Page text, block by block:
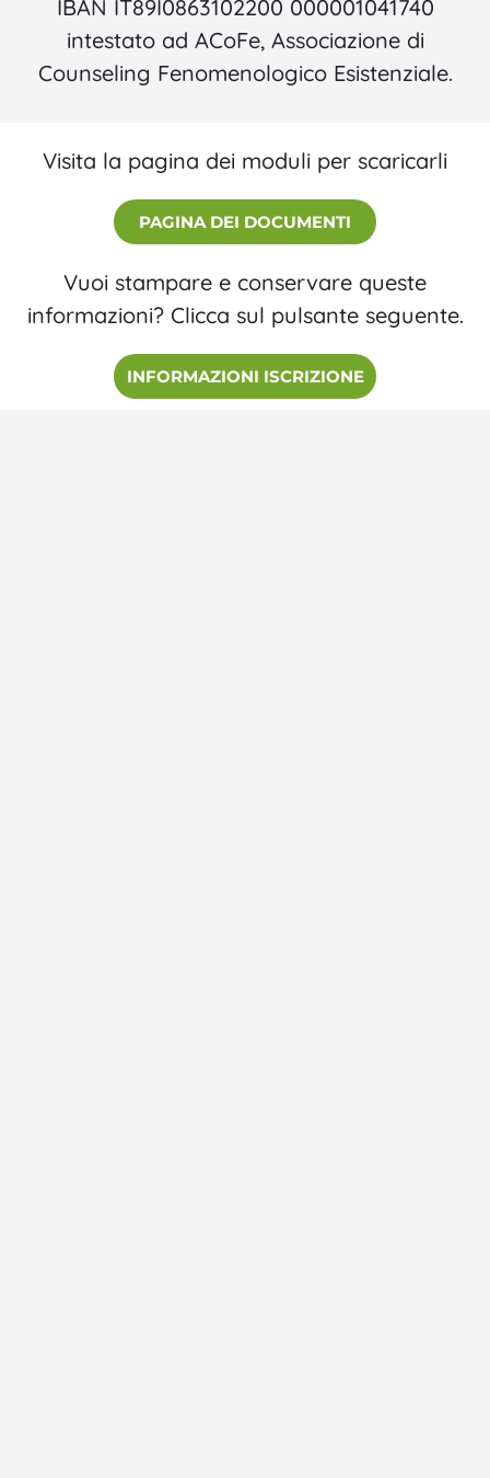
IBAN IT89I0863102200 000001041740
intestato ad ACoFe, Associazione di
Counseling Fenomenologico Esistenziale.
Visita la pagina dei moduli per scaricarli
PAGINA DEI DOCUMENTI
Vuoi stampare e conservare queste
informazioni? Clicca sul pulsante seguente.
INFORMAZIONI ISCRIZIONE